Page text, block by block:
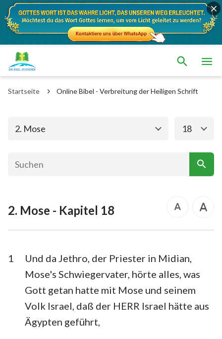
Startseite Online Bibel - Verbreitung der Heiligen Schrift
2. Mose
Das alte Testament Das neue Testament
1. Mose 2. Mose
5. Mose
1.Samuel
1. Chronik
Esra Nehemia
Esther Hiob
Psalm Sprüche
Prediger
Jesaja
18
2. Mose - Kapitel 18
1
Und da Jethro, der Priester in Midian,
Mose's Schwiegervater, hörte alles, was
Gott getan hatte mit Mose und seinem
Volk Israel, daß der HERR Israel hätte aus
Ägypten geführt,